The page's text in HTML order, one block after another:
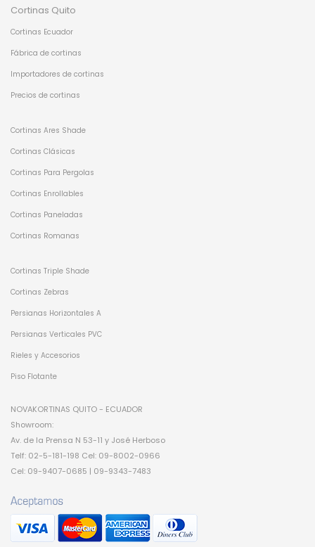
Cortinas Quito
Cortinas Ecuador
Fábrica de cortinas
Importadores de cortinas
Precios de cortinas
Cortinas Ares Shade
Cortinas Clásicas
Cortinas Para Pergolas
Cortinas Enrollables
Cortinas Paneladas
Cortinas Romanas
Cortinas Triple Shade
Cortinas Zebras
Persianas Horizontales A
Persianas Verticales PVC
Rieles y Accesorios
Piso Flotante
NOVAKORTINAS QUITO - ECUADOR
Showroom:
Av. de la Prensa N 53-11 y José Herboso
Telf: 02-5-181-198 Cel: 09-8002-0966
Cel: 09-9407-0685 | 09-9343-7483